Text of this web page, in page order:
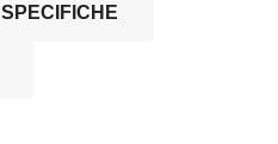
SPECIFICHE